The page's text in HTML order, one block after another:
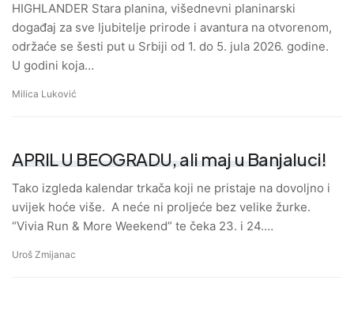
HIGHLANDER Stara planina, višednevni planinarski
događaj za sve ljubitelje prirode i avantura na otvorenom,
održaće se šesti put u Srbiji od 1. do 5. jula 2026. godine.
U godini koja…
Milica Luković
APRIL U BEOGRADU, ali maj u Banjaluci!
Tako izgleda kalendar trkača koji ne pristaje na dovoljno i
uvijek hoće više. A neće ni proljeće bez velike žurke.
“Vivia Run & More Weekend” te čeka 23. i 24.…
Uroš Zmijanac